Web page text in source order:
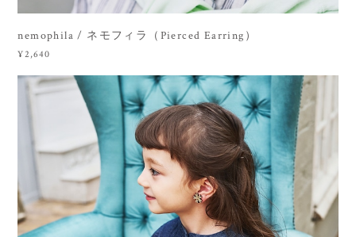
nemophila / ネモフィラ（Pierced Earring）
¥2,640